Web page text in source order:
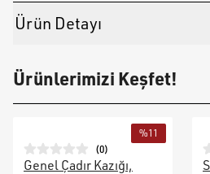
Ürün Detayı
Ürünlerimizi Keşfet!
%11
(0)
Genel Çadır Kazığı,